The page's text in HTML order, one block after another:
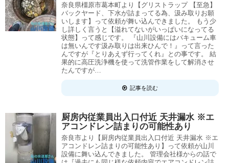
奈良県橿原市葛本町より【グリストラップ 【至急】
バックヤード、下水が詰まってる為、汲み取りお願
いします】って依頼が舞い込んできました。 もう少
し詳しく言うと【溢れてないがいっぱいになってる
状態】って感じです。 『山川設備にはバキューム車
は無いんです汲み取りは出来ひんで！』って言った
んですが『とりあえず行ってくれ』との事です。 結
果的に高圧洗浄機を使って洗管作業をして解消させ
たんですが…
記事を読む
厨房内従業員出入口付近 天井漏水 ※エ
アコンドレン詰まりの可能性あり
奈良市より【厨房内従業員出入口付近 天井漏水 ※エ
アコンドレン詰まりの可能性あり】って依頼が山川
設備に舞い込んできました。 管理会社様からの話で